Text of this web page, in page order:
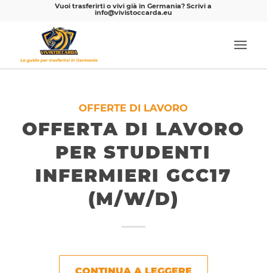
Vuoi trasferirti o vivi già in Germania? Scrivi a
info@vivistoccarda.eu
OFFERTE DI LAVORO
OFFERTA DI LAVORO
PER STUDENTI
INFERMIERI GCC17
(M/W/D)